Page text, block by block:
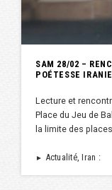
SAM 28/02 –
POÉTESSE
Lecture et
Place du Jeu de
la limite des
► Actualité, Iran :